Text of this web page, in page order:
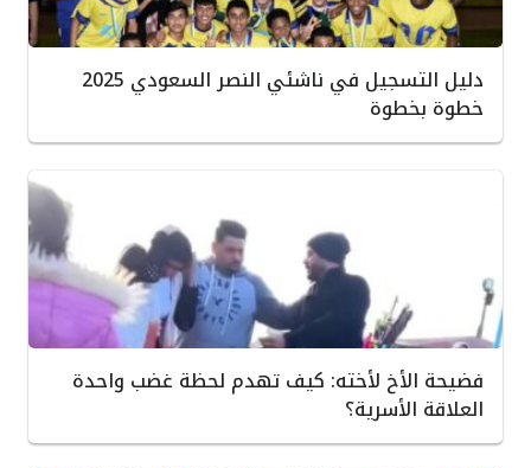
دليل التسجيل في ناشئي النصر السعودي 2025
خطوة بخطوة
فضيحة الأخ لأخته: كيف تهدم لحظة غضب واحدة
العلاقة الأسرية؟